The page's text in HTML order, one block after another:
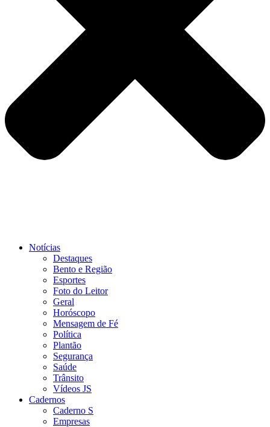
Notícias
Destaques
Bento e Região
Esportes
Foto do Leitor
Geral
Horóscopo
Mensagem de Fé
Política
Plantão
Segurança
Saúde
Trânsito
Vídeos JS
Cadernos
Caderno S
Empresas